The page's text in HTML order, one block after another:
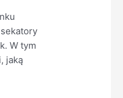
W tym
jaką